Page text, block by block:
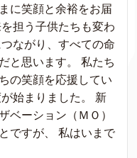
に笑顔と余裕をお届
担う子供たちも変わ
ながり、すべての命
と思います。 私たち
の笑顔を応援してい
始まりました。 新
ベーション（ＭＯ）
ですが、 私はいまで